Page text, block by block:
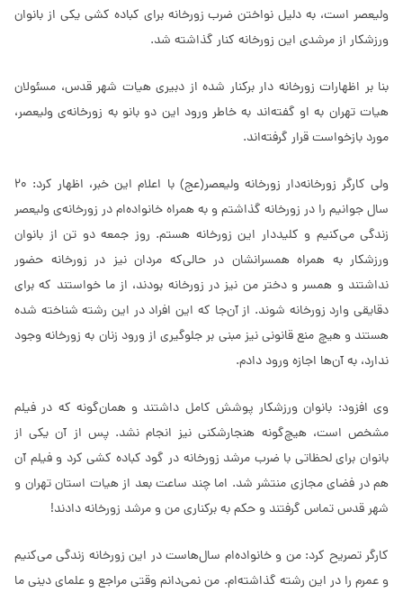
ولیعصر است، به دلیل نواختن ضرب زورخانه برای کباده کشی یکی از بانوان
ورزشکار از مرشدی این زورخانه کنار گذاشته شد.
بنا بر اظهارات زورخانه دار برکنار شده از دبیری هیات شهر قدس، مسئولان
هیات تهران به او گفته‌اند به خاطر ورود این دو بانو به زورخانه‌ی ولیعصر،
مورد بازخواست قرار گرفته‌اند.
ولی کارگر زورخانه‌دار زورخانه ولیعصر(عج) با اعلام این خبر، اظهار کرد: 20
سال جوانیم را در زورخانه گذاشتم و به همراه خانواده‌ام در زورخانه‌ی ولیعصر
زندگی می‌کنیم و کلیددار این زورخانه هستم. روز جمعه دو تن از بانوان
ورزشکار به همراه همسرانشان در حالی‌که مردان نیز در زورخانه حضور
نداشتند و همسر و دختر من نیز در زورخانه بودند، از ما خواستند که برای
دقایقی وارد زورخانه شوند. از آن‌جا که این افراد در این رشته شناخته شده
هستند و هیچ منع قانونی نیز مبنی بر جلوگیری از ورود زنان به زورخانه وجود
ندارد، به آن‌ها اجازه ورود دادم.
وی افزود: بانوان ورزشکار پوشش کامل داشتند و همان‌گونه که در فیلم
مشخص است، هیچ‌گونه هنجارشکنی نیز انجام نشد. پس از آن یکی از
بانوان برای لحظاتی با ضرب مرشد زورخانه در گود کباده کشی کرد و فیلم آن
هم در فضای مجازی منتشر شد. اما چند ساعت بعد از هیات استان تهران و
شهر قدس تماس گرفتند و حکم به برکناری من و مرشد زورخانه دادند!
کارگر تصریح کرد: من و خانواده‌ام سال‌هاست در این زورخانه زندگی می‌کنیم
و عمرم را در این رشته گذاشته‌ام. من نمی‌دانم وقتی مراجع و علمای دینی ما